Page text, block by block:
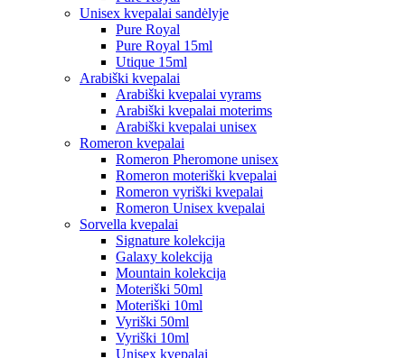
Unisex kvepalai sandėlyje
Pure Royal
Pure Royal 15ml
Utique 15ml
Arabiški kvepalai
Arabiški kvepalai vyrams
Arabiški kvepalai moterims
Arabiški kvepalai unisex
Romeron kvepalai
Romeron Pheromone unisex
Romeron moteriški kvepalai
Romeron vyriški kvepalai
Romeron Unisex kvepalai
Sorvella kvepalai
Signature kolekcija
Galaxy kolekcija
Mountain kolekcija
Moteriški 50ml
Moteriški 10ml
Vyriški 50ml
Vyriški 10ml
Unisex kvepalai